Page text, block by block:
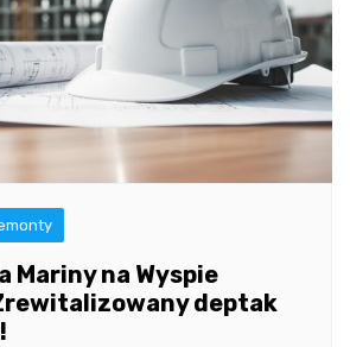
Mariny na Wyspie
deptak